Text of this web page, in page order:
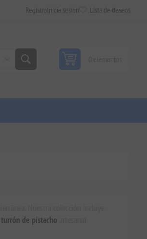
Registro Inicia sesión Lista de deseos
Nuestra colección incluye
turrón de pistacho